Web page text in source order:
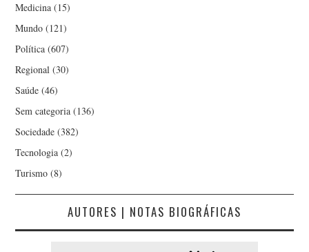
Medicina (15)
Mundo (121)
Política (607)
Regional (30)
Saúde (46)
Sem categoria (136)
Sociedade (382)
Tecnologia (2)
Turismo (8)
AUTORES | NOTAS BIOGRÁFICAS